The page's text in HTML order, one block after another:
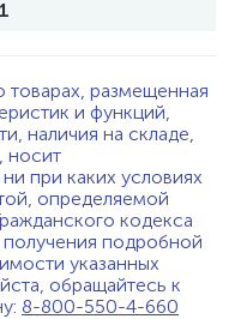
размещенная
и функций,
наличия на складе,
носит
при каких условиях
определяемой
кодекса
подробной
указанных
обращайтесь к
8-800-550-4-660